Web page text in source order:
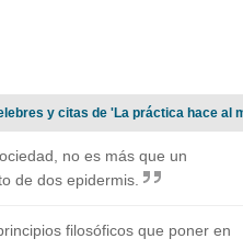
y citas de 'La práctica hace al
no es más que un
de dos epidermis.
filosóficos que poner en